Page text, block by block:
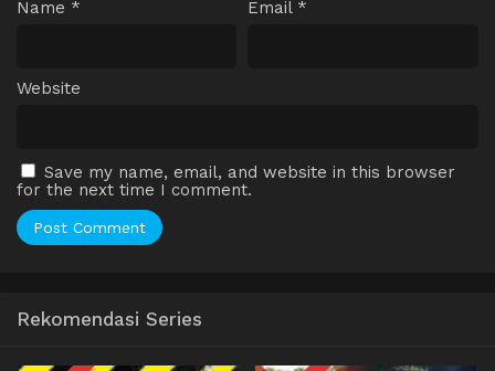
Name * Email *
Website
Save my name, email, and website in this browser
for the next time I comment.
Rekomendasi Series